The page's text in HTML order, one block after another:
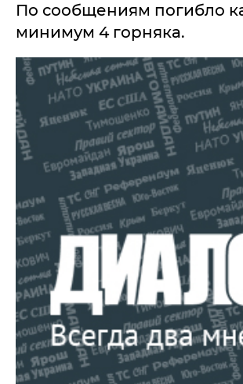
По сообщениям погибло
минимум 4 горняка.